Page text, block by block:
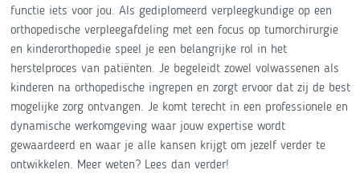
functie iets voor jou. Als gediplomeerd verpleegkundige op een
orthopedische verpleegafdeling met een focus op tumorchirurgie
en kinderorthopedie speel je een belangrijke rol in het
herstelproces van patiënten. Je begeleidt zowel volwassenen als
kinderen na orthopedische ingrepen en zorgt ervoor dat zij de best
mogelijke zorg ontvangen. Je komt terecht in een professionele en
dynamische werkomgeving waar jouw expertise wordt
gewaardeerd en waar je alle kansen krijgt om jezelf verder te
ontwikkelen. Meer weten? Lees dan verder!